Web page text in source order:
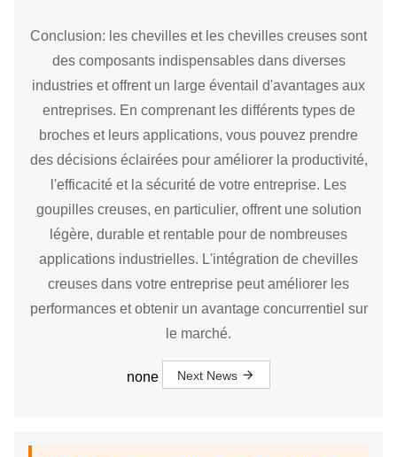
Conclusion: les chevilles et les chevilles creuses sont
des composants indispensables dans diverses
industries et offrent un large éventail d'avantages aux
entreprises. En comprenant les différents types de
broches et leurs applications, vous pouvez prendre
des décisions éclairées pour améliorer la productivité,
l'efficacité et la sécurité de votre entreprise. Les
goupilles creuses, en particulier, offrent une solution
légère, durable et rentable pour de nombreuses
applications industrielles. L'intégration de chevilles
creuses dans votre entreprise peut améliorer les
performances et obtenir un avantage concurrentiel sur
le marché.
none Next News